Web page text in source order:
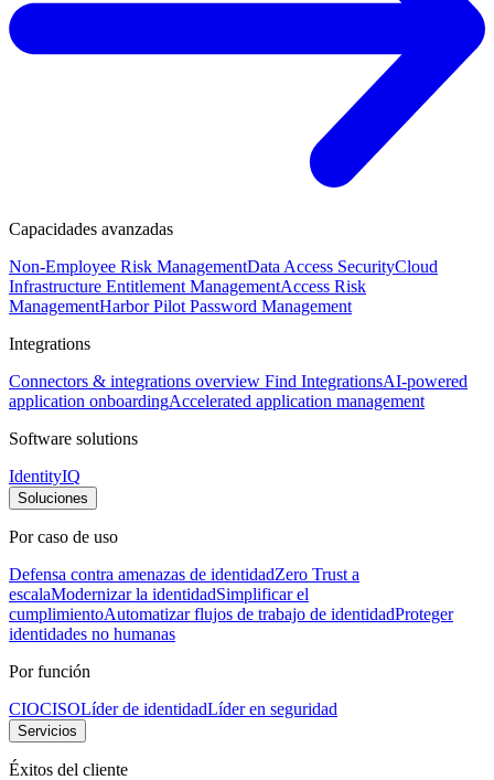
Capacidades avanzadas
Non-Employee Risk ManagementData Access SecurityCloud
Infrastructure Entitlement ManagementAccess Risk
ManagementHarbor Pilot Password Management
Integrations
Connectors & integrations overview Find IntegrationsAI-powered
application onboardingAccelerated application management
Software solutions
IdentityIQ
Soluciones
Por caso de uso
Defensa contra amenazas de identidadZero Trust a
escalaModernizar la identidadSimplificar el
cumplimientoAutomatizar flujos de trabajo de identidadProteger
identidades no humanas
Por función
CIOCISOLíder de identidadLíder en seguridad
Servicios
Éxitos del cliente